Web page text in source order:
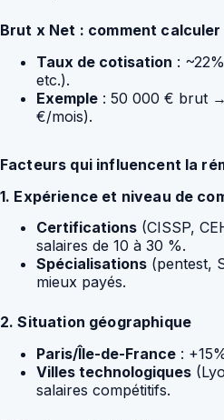
Brut x Net : comment calculer
Taux de cotisation :
etc.).
Exemple : 50 000 € brut
€/mois).
Facteurs qui influencent la
1. Expérience et niveau de
Certifications (CISSP,
salaires de 10 à 30 %.
Spécialisations (pentest,
mieux payés.
2. Situation géographique
Paris/Île-de-France :
Villes technologiques
salaires compétitifs.